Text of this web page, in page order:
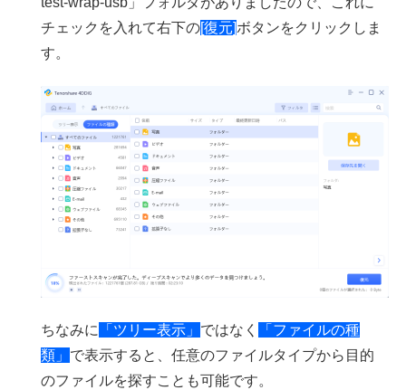
チェックを入れて右下の[復元]ボタンをクリックしま
す。
ちなみに 「ツリー表示」 ではなく
「ファイルの種
類」 で表示すると、任意のファイルタイプから目的
のファイルを探すことも可能です。